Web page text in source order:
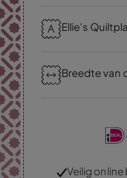
Ellie's
Breedte van
Veilig online